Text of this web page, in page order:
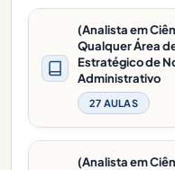
(Analista em
Qualquer Área
Estratégico de
Administrativo
27 AULAS
(Analista em